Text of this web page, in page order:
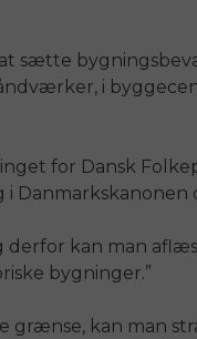
sætte
i
for Dansk
Danmarkskanonen
derfor kan man
bygninger.”
grænse, kan man